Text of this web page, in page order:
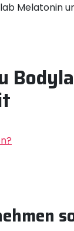
Melatonin